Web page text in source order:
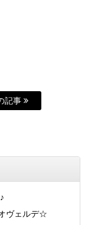
記事
ヴェルデ☆